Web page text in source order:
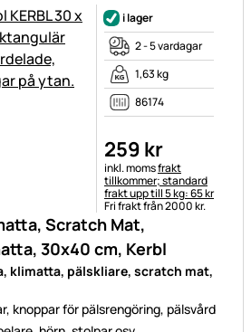
Scratch Mat,
30x40 cm, Kerbl
klimatta, pälskliare, scratch mat,
knoppar för pälsrengöring, pälsvård
i lager
2 - 5 vardagar
1,63 kg
86174
259 kr
Skatteinformation:
inkl. momsfrakt
tillkommer; standard
frakt upp till 5 kg: 65 kr
Fri frakt från 2000 kr.